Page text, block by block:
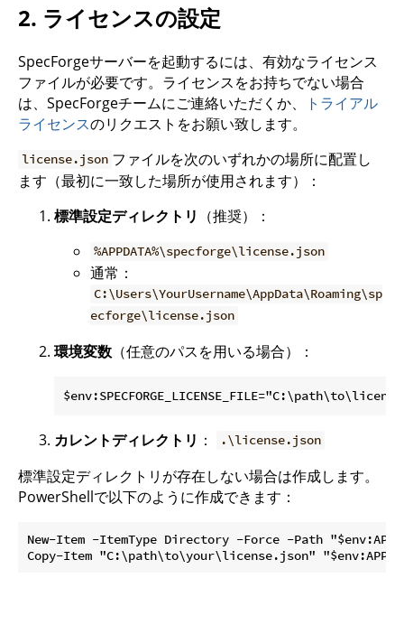
2. ライセンスの設定
SpecForgeサーバーを起動するには、有効なライセンス
ファイルが必要です。ライセンスをお持ちでない場合
は、SpecForgeチームにご連絡いただくか、
トライアル
ライセンスのリクエストをお願い致します。
license.json ファイルを次のいずれかの場所に配置し
ます（最初に一致した場所が使用されます）：
標準設定ディレクトリ （推奨）：
%APPDATA%\specforge\license.json
通常：
C:\Users\YourUsername\AppData\Roaming\sp
ecforge\license.json
環境変数 （任意のパスを用いる場合）：
カレントディレクトリ ： .\license.json
標準設定ディレクトリが存在しない場合は作成します。
PowerShellで以下のように作成できます：
New-Item -ItemType Directory -Force -Path